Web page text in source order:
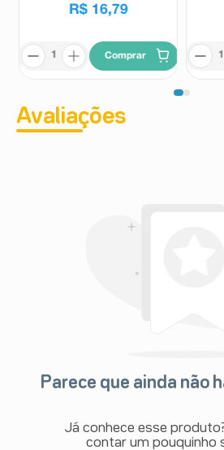
R$ 16,79
Comprar
Avaliações
Parece que ainda não
Já conhece esse
contar um pouquinho